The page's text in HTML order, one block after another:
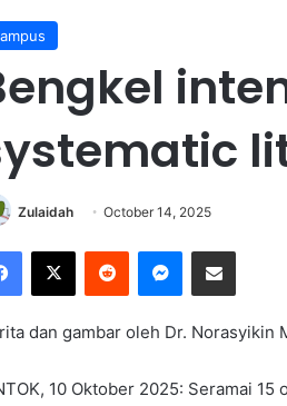
Zulaidah October 14, 2025
dan gambar oleh Dr. Norasyikin
10 Oktober 2025: Seramai